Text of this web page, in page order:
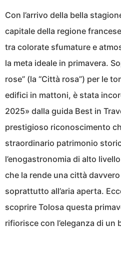
Con l’arrivo della bella
capitale della regione
tra colorate sfumature e
la meta ideale in primavera.
rose” (la “Città rosa”) per le
edifici in mattoni, è stata
2025» dalla guida Best in
prestigioso riconoscimento
straordinario patrimonio
l’enogastronomia di alto
che la rende una città
soprattutto all’aria aperta.
scoprire Tolosa questa
rifiorisce con l’eleganza di un